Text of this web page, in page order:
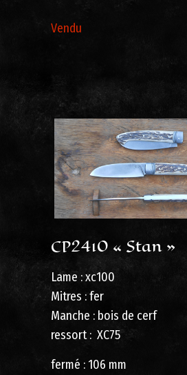
CP2410 « Stan »
Lame : xc100
Mitres : fer
Manche : bois de cerf
ressort : XC75
fermé : 106 mm